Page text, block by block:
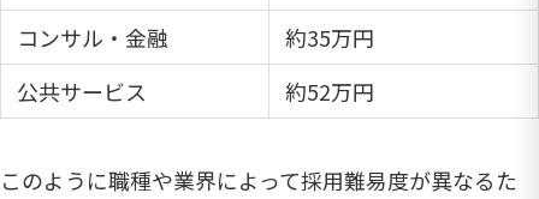
コンサル・金融
約35万円
公共サービス
約52万円
このように職種や業界によって採用難易度が異なるた